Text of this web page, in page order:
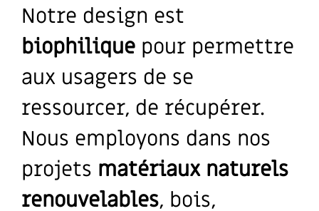
Notre design est
biophilique pour permettre
aux usagers de se
ressourcer, de récupérer.
Nous employons dans nos
projets matériaux naturels
renouvelables, bois,